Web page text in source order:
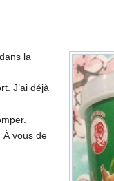
la
J’ai déjà
À vous de